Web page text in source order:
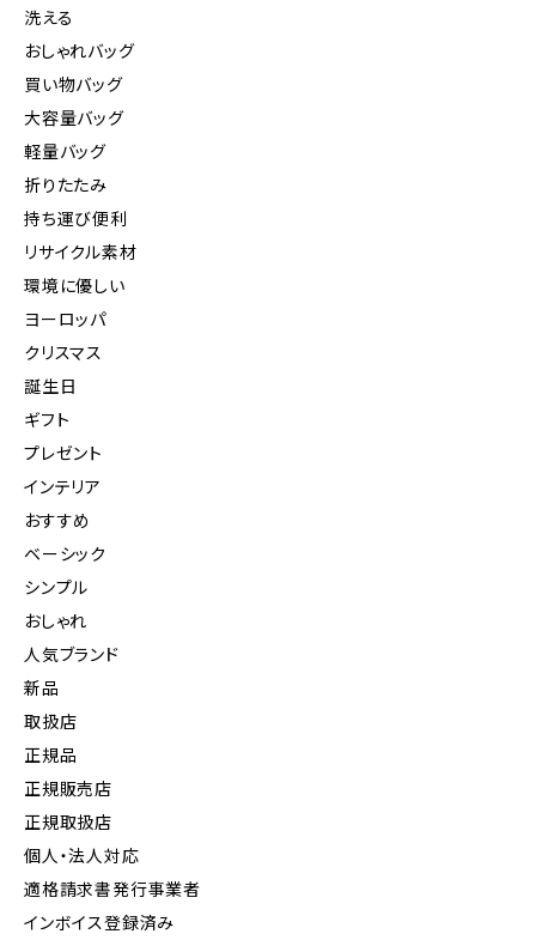
洗える
おしゃれバッグ
買い物バッグ
大容量バッグ
軽量バッグ
折りたたみ
持ち運び便利
リサイクル素材
環境に優しい
ヨーロッパ
クリスマス
誕生日
ギフト
プレゼント
インテリア
おすすめ
ベーシック
シンプル
おしゃれ
人気ブランド
新品
取扱店
正規品
正規販売店
正規取扱店
個人・法人対応
適格請求書発行事業者
インボイス登録済み